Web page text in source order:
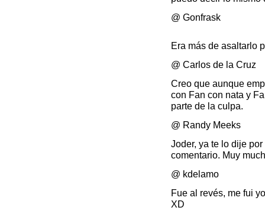
@ Gonfrask
Era más de asaltarlo
@ Carlos de la Cruz
Creo que aunque
con Fan con nata y
parte de la culpa.
@ Randy Meeks
Joder, ya te lo dije
comentario. Muy
@ kdelamo
Fue al revés, me fui
XD